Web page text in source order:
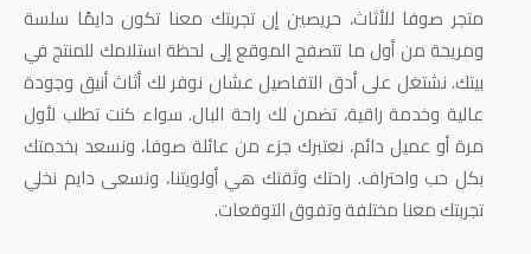
متجر صوفا للأثاث، حريصين إن تجربتك معنا تكون دايمًا سلسة
ومريحة من أول ما تتصفح الموقع إلى لحظة استلامك للمنتج في
بيتك. نشتغل على أدق التفاصيل عشان نوفر لك أثاث أنيق وجودة
عالية وخدمة راقية، تضمن لك راحة البال. سواء كنت تطلب لأول
مرة أو عميل دائم، نعتبرك جزء من عائلة صوفا، ونسعد بخدمتك
بكل حب واحتراف. راحتك وثقتك هي أولويتنا، ونسعى دايم نخلي
تجربتك معنا مختلفة وتفوق التوقعات.